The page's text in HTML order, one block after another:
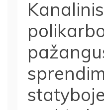
Kanalinis